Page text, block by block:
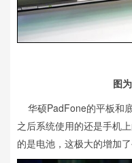
图
华硕PadFone的平板和
之后系统使用的还是手机
的是电池，这极大的增加了